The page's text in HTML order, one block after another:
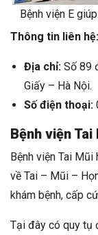
Bệnh viện E
Thông tin liên hệ:
Địa chỉ: Số 89
Giấy – Hà Nội.
Số điện thoại:
Bệnh viện
Bệnh viện Tai
về Tai – Mũi –
khám bệnh, cấp
Tại đây có quy tụ